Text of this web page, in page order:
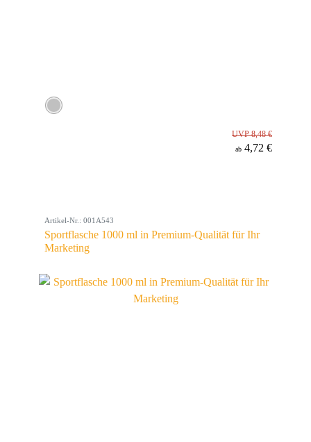
UVP 8,48 €
ab 4,72 €
Artikel-Nr.: 001A543
Sportflasche 1000 ml in Premium-Qualität für Ihr
Marketing